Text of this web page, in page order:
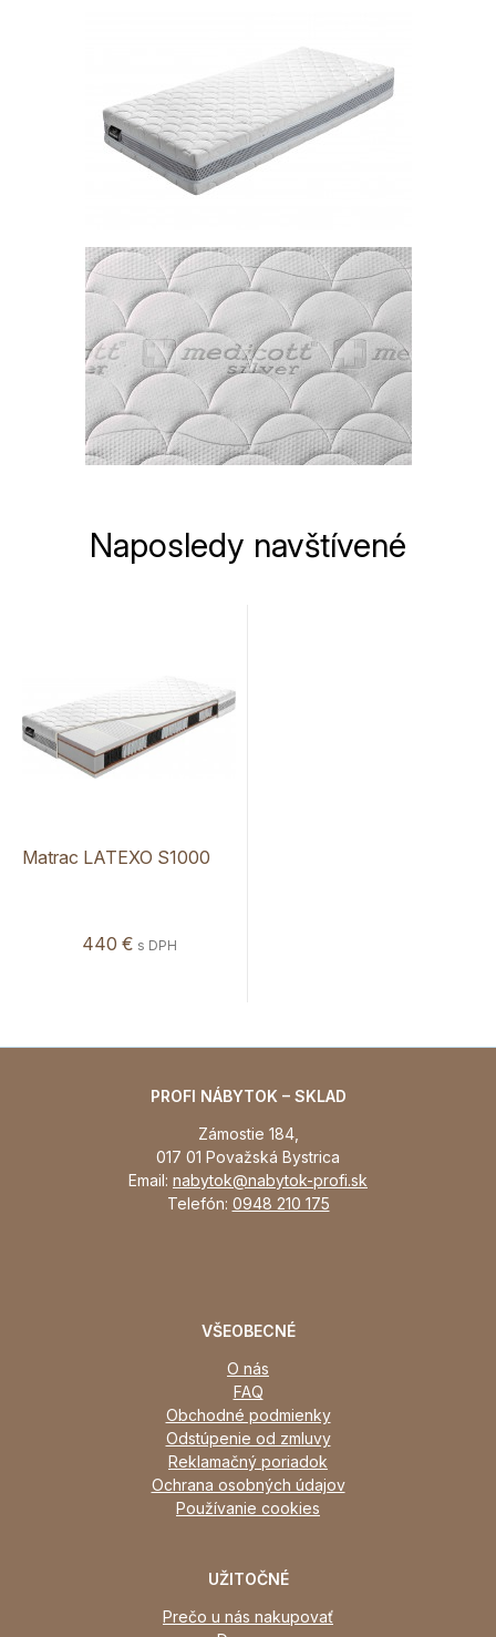
Naposledy navštívené
Matrac LATEXO S1000
440 € s DPH
PROFI NÁBYTOK – SKLAD
Zámostie 184,
017 01 Považská Bystrica
Email: nabytok@nabytok-profi.sk
Telefón: 0948 210 175
VŠEOBECNÉ
O nás
FAQ
Obchodné podmienky
Odstúpenie od zmluvy
Reklamačný poriadok
Ochrana osobných údajov
Používanie cookies
UŽITOČNÉ
Prečo u nás nakupovať